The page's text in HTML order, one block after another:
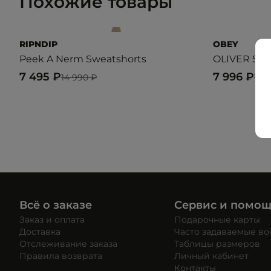
RIPNDIP
Peek A Nerm Sweatshorts
14 990 ₽
7 495 ₽
OBEY
OLIVER
19
7 996 ₽
Всё о заказе
Заказ и оплата
Доставка
Отслеживание заказа
Правила возврата
Сервис и
Подарочные карты
Часто задаваемые
Таблицы размеров
Личный кабинет
Контакты